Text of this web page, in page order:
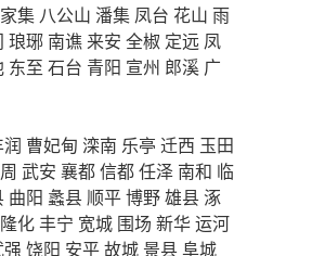
集 八公山 潘集 凤台 花山 雨
琅琊 南谯 来安 全椒 定远 凤
东至 石台 青阳 宣州 郎溪 广
曹妃甸 滦南 乐亭 迁西 玉田
武安 襄都信都任泽 南和 临
曲阳 蠡县 顺平博野雄县涿
隆化丰宁 宽城 围场 新华运河
饶阳 安平故城 景县阜城